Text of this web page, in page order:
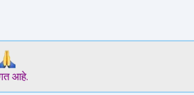
आहे.